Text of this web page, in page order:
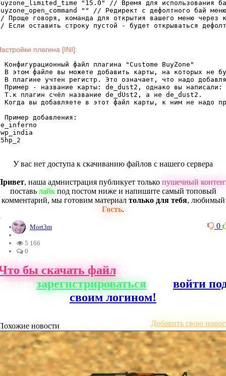
"15.0" // Время для использования
"" // Редирект с дефолтного бай
Проще говоря, команда для открытия вашего меню через
Если оставить строку пустой - будет открываться
плагина [INI]:
файл плагина "Custome BuyZone"
этом файле вы можете добавить карты, на которых не
плагине учтен регистр. Это означает, что надо
- название карты: de_dust2, однако вы написали:
плагин счёл название de_dUst2, а не de_dust2.
вы добавляете в этот файл карты, к ним не надо
добавления:
У вас нет доступа к скачиванию файлов с нашего сервера
, наша адмнистрация публикует только пушечный
поставь лайкпод постом ниже и напишите самый топовый
комментарий, мы готовим материал только для тебя, любимый
Гость.
0
Mort3m
5 166
0
бы скачать файлс нашего сайта,
зарегистрироваться
войти
своим логином!
новости Добавить свою